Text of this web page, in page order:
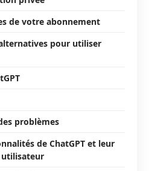
de votre abonnement
pour utiliser
problèmes
de ChatGPT et leur
utilisateur